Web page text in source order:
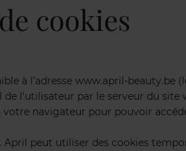
cookies
à l’adresse www.april-
l'utilisateur par le serveur du
navigateur pour pouvoir
peut utiliser des cookies